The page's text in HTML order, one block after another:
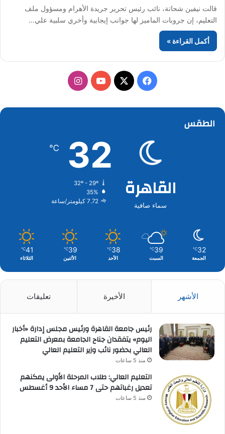
قالت نيفين شحاتة، نائب رئيس تحرير جريدة الأهرام ومسؤول ملف
التعليم، إن جروبات الماميز لها جوانب إيجابية وأخري سلبية علي…
أكمل القراءة »
فيسبوك
‫X
‫YouTubeانستقرام
الطقس
القاهرة
سماء صافية
32
℃
32º - 29º
35%
7.72 كيلومتر/ساعة
32
℃
الجمعة
39
℃
السبت
38
℃
الأحد
39
℃
الأثنين
41
℃
الثلاثاء
الأشهر الأخيرة تعليقات
رئيس جامعة القاهرة ورئيس مجلس إدارة «أخبار
اليوم» يتفقدان جناح الجامعة بمعرض التعليم
العالي بحضور نائب وزير التعليم العالي
منذ 5 ساعات
التعليم العالي: طلاب المرحلة الأولى يمكنهم
تعديل رغباتهم حتى 7 مساء الأحد 9 أغسطس
منذ 5 ساعات